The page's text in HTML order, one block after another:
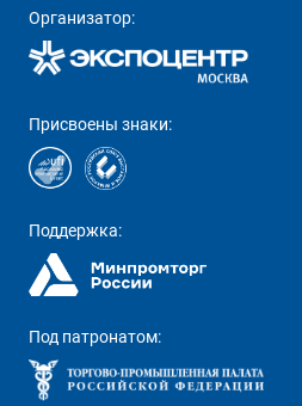
Организатор:
Присвоены знаки:
Поддержка:
Под патронатом: